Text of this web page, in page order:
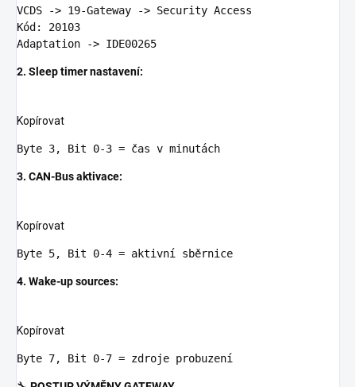
VCDS -> 19-Gateway -> Security Access
Kód: 20103
Adaptation ->
2. Sleep timer nastavení:
Kopírovat
Byte 3, Bit 0-3
3. CAN-Bus aktivace:
Kopírovat
Byte 5, Bit 0-4
4. Wake-up sources:
Kopírovat
Byte 7, Bit 0-7